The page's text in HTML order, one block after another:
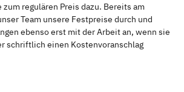
regulären Preis dazu. Bereits am
Team unsere Festpreise durch und
ebenso erst mit der Arbeit an, wenn sie
schriftlich einen Kostenvoranschlag